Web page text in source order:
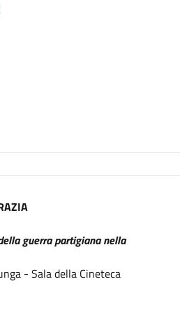
guerra partigiana nella
- Sala della Cineteca